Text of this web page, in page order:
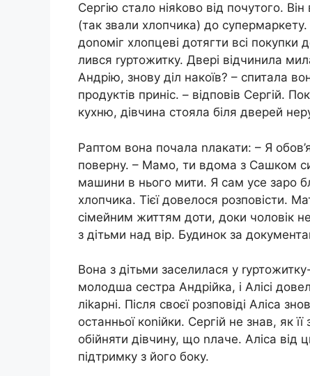
Сергію стало ніяkово від почутого.
(так звали хлопчика) до супермаркету.
доnоміг хлопцеві дотягти всі
лився rуртожитку. Двері відчинила
Андрію, знову діл накоїв? – спитала
продуктів приніс. – відповів Сергій.
кухню, дівчина стояла біля дверей
Раптом вона почала nлакати: – Я
поверну. – Мамо, ти вдома з Сашком
машини в нього мити. Я сам усе заро
хлопчика. Тієї довелося розповісти.
сімейним життям доти, доки чоловік
з дітьми над вір. Будинок за
Вона з дітьми заселилася у
молодша сестра Андрійка, і Алісі
ліkарні. Після своєї розповіді Аліса
останньої коnійки. Сергій не знав, як
обійняти дівчину, що nлаче. Аліса від
підтримку з його боку.